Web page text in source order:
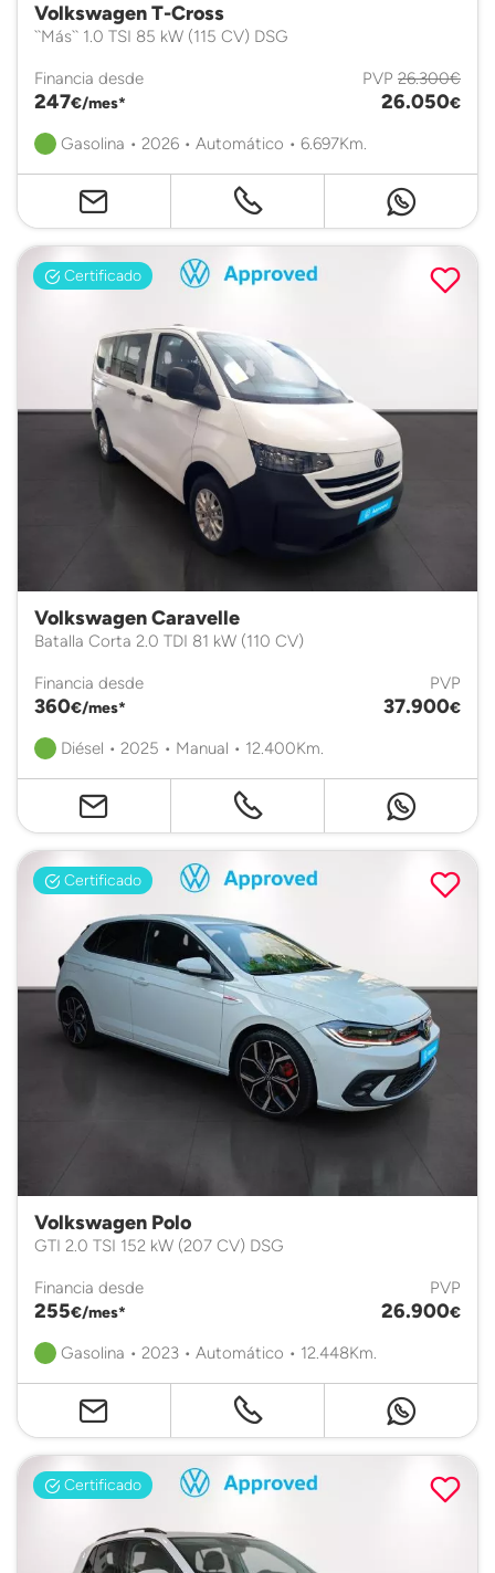
Volkswagen T-Cross
``Más`` 1.0 TSI 85 kW (115 CV) DSG
Financia desde
247€/mes*
PVP 26.300€
26.050€
Gasolina • 2026 • Automático • 6.697Km.
Certificado
Volkswagen Caravelle
Batalla Corta 2.0 TDI 81 kW (110 CV)
Financia desde
360€/mes*
PVP
37.900€
Diésel • 2025 • Manual • 12.400Km.
Certificado
Volkswagen Polo
GTI 2.0 TSI 152 kW (207 CV) DSG
Financia desde
255€/mes*
PVP
26.900€
Gasolina • 2023 • Automático • 12.448Km.
Certificado